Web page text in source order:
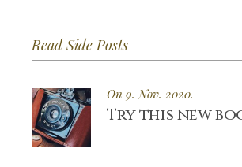
Read Side Posts
On 9. Nov. 2020.
Try this new